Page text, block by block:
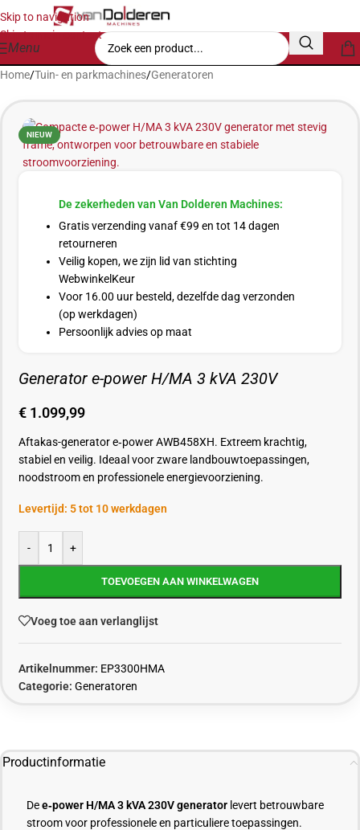
Skip to navigation
Skip to main content
Menu
Home/Tuin- en parkmachines/Generatoren
NIEUW
De zekerheden van Van Dolderen Machines:
Gratis verzending vanaf €99 en tot 14 dagen
retourneren
Veilig kopen, we zijn lid van stichting
WebwinkelKeur
Voor 16.00 uur besteld, dezelfde dag verzonden
(op werkdagen)
Persoonlijk advies op maat
Generator e-power H/MA 3 kVA 230V
€ 1.099,99
Aftakas-generator e‑power AWB458XH. Extreem krachtig,
stabiel en veilig. Ideaal voor zware landbouwtoepassingen,
noodstroom en professionele energievoorziening.
Levertijd: 5 tot 10 werkdagen
- +
TOEVOEGEN AAN WINKELWAGEN
Voeg toe aan verlanglijst
Artikelnummer: EP3300HMA
Categorie: Generatoren
Productinformatie
Dee‑power H/MA 3 kVA 230V generator levert betrouwbare
stroom voor professionele en particuliere toepassingen.